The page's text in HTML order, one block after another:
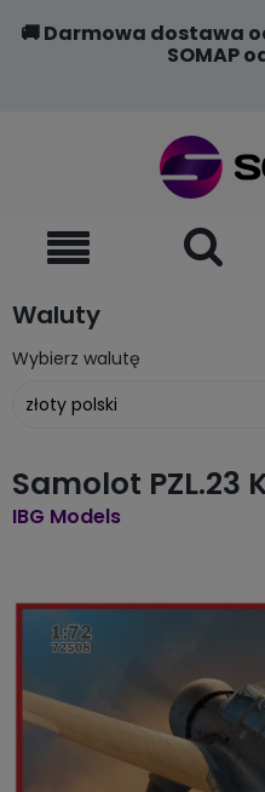
🚚 Darmowa dostawa
SOMAP
Waluty
Wybierz walutę
Samolot PZL.23
IBG Models